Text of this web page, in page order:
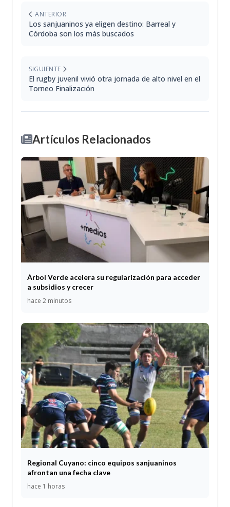
ANTERIOR
Los sanjuaninos ya eligen destino: Barreal y
Córdoba son los más buscados
SIGUIENTE
El rugby juvenil vivió otra jornada de alto nivel en el
Torneo Finalización
Artículos Relacionados
Árbol Verde acelera su regularización para acceder
a subsidios y crecer
hace 2 minutos
Regional Cuyano: cinco equipos sanjuaninos
afrontan una fecha clave
hace 1 horas